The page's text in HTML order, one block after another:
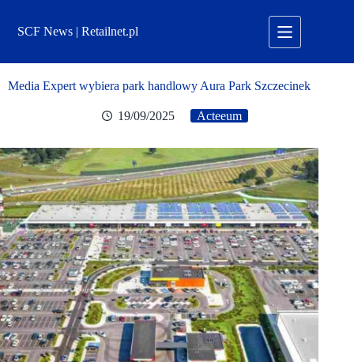
treściSCF News | Retailnet.pl
Media Expert wybiera park handlowy Aura Park Szczecinek
19/09/2025 Acteeum